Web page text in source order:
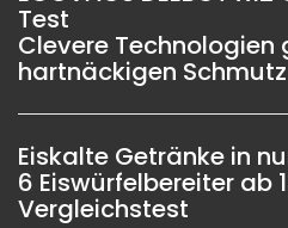
Test
Clevere Technologien
hartnäckigen Schmutz
Eiskalte Getränke in
6 Eiswürfelbereiter ab
Vergleichstest